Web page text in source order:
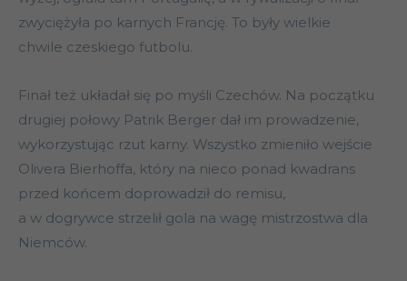
zwyciężyła po karnych Francję. To były wielkie
chwile czeskiego futbolu.
Finał też układał się po myśli Czechów. Na początku
drugiej połowy Patrik Berger dał im prowadzenie,
wykorzystując rzut karny. Wszystko zmieniło wejście
Olivera Bierhoffa, który na nieco ponad kwadrans
przed końcem doprowadził do remisu,
a w dogrywce strzelił gola na wagę mistrzostwa dla
Niemców.